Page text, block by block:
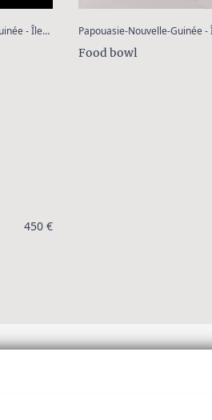
Papouasie-Nouvelle-Guinée - Îles Tami
450 €
Food bowl